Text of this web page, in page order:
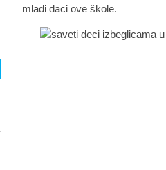
mladi đaci ove škole.